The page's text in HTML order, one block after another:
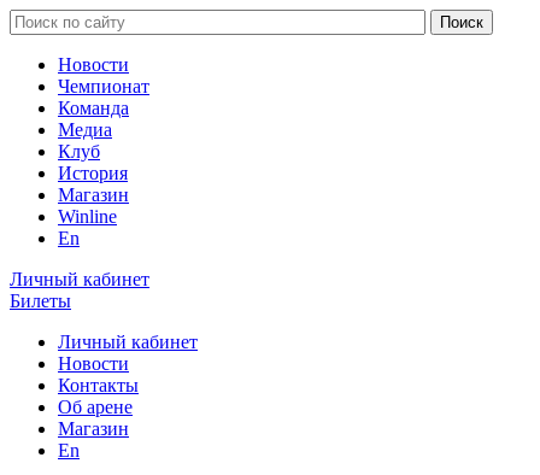
Новости
Чемпионат
Команда
Медиа
Клуб
История
Магазин
Winline
En
Личный кабинет
Билеты
Личный кабинет
Новости
Контакты
Об арене
Магазин
En